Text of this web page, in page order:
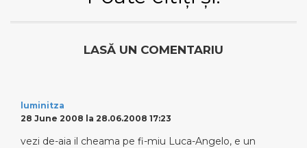
LASĂ UN COMENTARIU
luminitza
28 June 2008 la 28.06.2008 17:23
vezi de-aia il cheama pe fi-miu Luca-Angelo, e un